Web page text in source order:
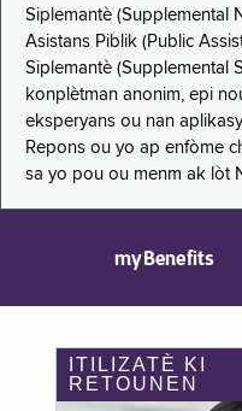
Siplemantè (Supplemental
Asistans Piblik (Public
Siplemantè (Supplemental
konplètman anonim, epi
eksperyans ou nan
Repons ou yo ap enfòme
sa yo pou ou menm ak lòt
myBenefits
ITILIZATÈ KI
RETOUNEN